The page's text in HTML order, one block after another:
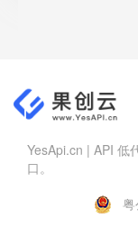
YesApi.cn | API 低
口。